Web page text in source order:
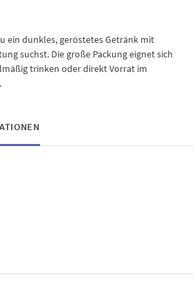
ein dunkles, geröstetes Getränk mit
suchst. Die große Packung eignet sich
trinken oder direkt Vorrat im